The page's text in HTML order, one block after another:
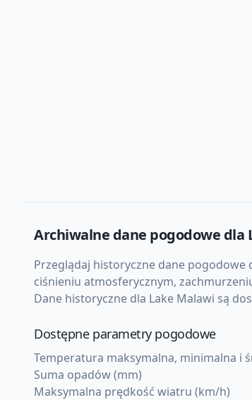
Archiwalne dane pogodowe dla
Przeglądaj historyczne dane pogodowe
ciśnieniu atmosferycznym,
Dane historyczne dla Lake Malawi są
Dostępne parametry pogodowe
Temperatura maksymalna, minimalna i
Suma opadów (mm)
Maksymalna prędkość wiatru (km/h)